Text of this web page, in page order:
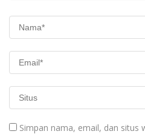
Simpan nama, email, dan situs